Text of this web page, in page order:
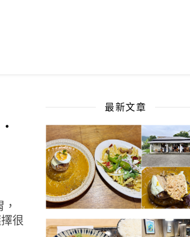
很
最新文章